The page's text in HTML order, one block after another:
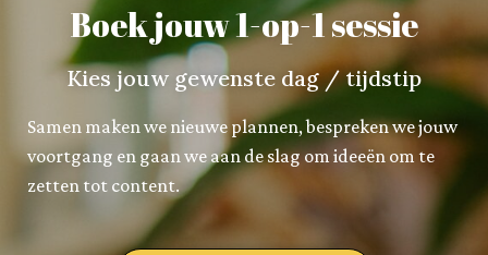
Boek jouw 1-op-1 sessie
Kies jouw gewenste dag / tijdstip
Samen maken we nieuwe plannen, bespreken we jouw
voortgang en gaan we aan de slag om ideeën om te
zetten tot content.